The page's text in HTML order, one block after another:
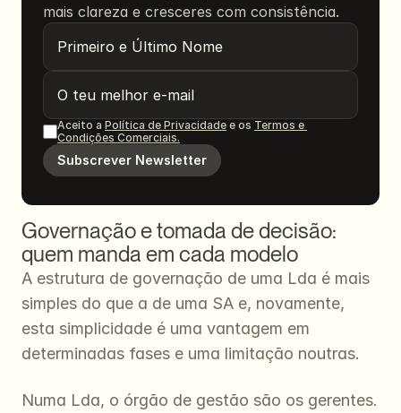
mais clareza e cresceres com consistência.
Aceito a Política de Privacidade e os Termos e
Condições Comerciais.
Subscrever Newsletter
Governação e tomada de decisão:
quem manda em cada modelo
A estrutura de governação de uma Lda é mais
simples do que a de uma SA e, novamente,
esta simplicidade é uma vantagem em
determinadas fases e uma limitação noutras.
Numa Lda, o órgão de gestão são os gerentes.